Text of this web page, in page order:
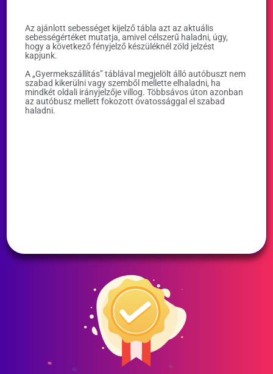
Az ajánlott sebességet kijelző tábla azt az aktuális
sebességértéket mutatja, amivel célszerű haladni, úgy,
hogy a következő fényjelző készüléknél zöld jelzést
kapjunk.
A „Gyermekszállítás” táblával megjelölt álló autóbuszt nem
szabad kikerülni vagy szemből mellette elhaladni, ha
mindkét oldali irányjelzője villog. Többsávos úton azonban
az autóbusz mellett fokozott óvatossággal el szabad
haladni.